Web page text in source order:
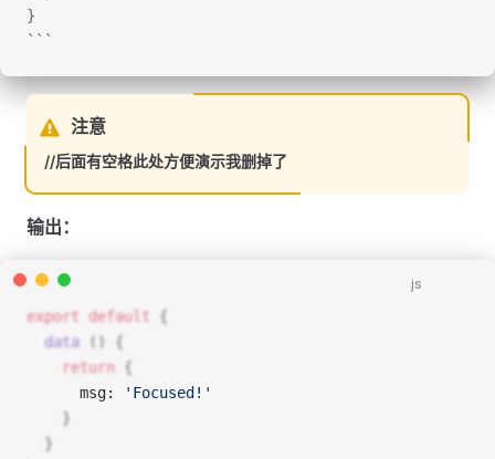
}
```
注意
//后面有空格此处方便演示我删掉了
输出：
js
export default
{
  data
() {
    return
{
      msg:
'Focused!'
    }
  }